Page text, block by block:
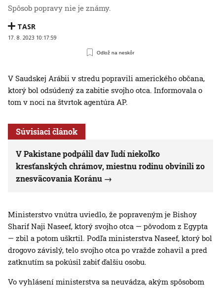
Spôsob popravy nie je známy.
TASR
17. 8. 2023 10:17:59
Odlož na neskôr
V Saudskej Arábii v stredu popravili amerického občana,
ktorý bol odsúdený za zabitie svojho otca. Informovala o
tom v noci na štvrtok agentúra AP.
Súvisiaci článok
V Pakistane podpálil dav ľudí niekoľko
kresťanských chrámov, miestnu rodinu obvinili zo
znesväcovania Koránu
Ministerstvo vnútra uviedlo, že popraveným je Bishoy
Sharif Naji Naseef, ktorý svojho otca — pôvodom z Egypta
— zbil a potom uškrtil. Podľa ministerstva Naseef, ktorý bol
drogovo závislý, telo svojho otca po vražde zohavil a pred
zatknutím sa pokúsil zabiť ďalšiu osobu.
Vo vyhlásení ministerstva sa neuvádza, akým spôsobom